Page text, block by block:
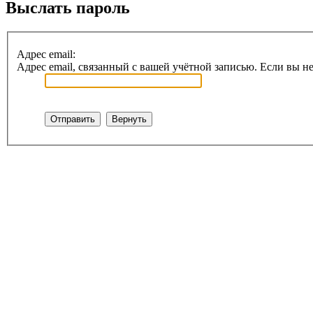
Выслать пароль
Адрес email:
Адрес email, связанный с вашей учётной записью. Если вы